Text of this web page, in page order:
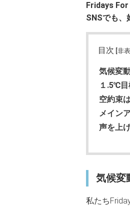
Fridays
SNSでも、
目次 [非
気候変
１.5℃
空約束
メイン
声を上
気候変
私たち